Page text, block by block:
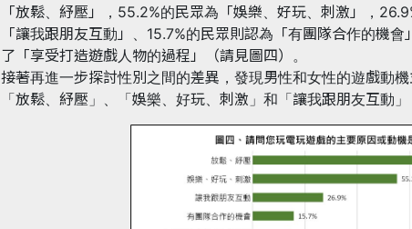
「放鬆、紓壓」，55.2%的民眾為「娛樂、好玩、刺激」，
「讓我跟朋友互動」、15.7%的民眾則認為「有團隊合作的機
了「享受打造遊戲人物的過程」（請見圖四）。
接著再進一步探討性別之間的差異，發現男性和女性的遊戲動
「放鬆、紓壓」、「娛樂、好玩、刺激」和「讓我跟朋友互動」